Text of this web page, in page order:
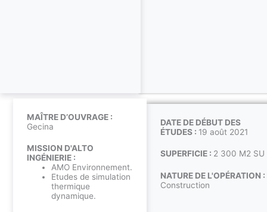
DATE DE DÉBUT DES
ÉTUDES : 19 août 2021
SUPERFICIE : 2 300 M2 SU
NATURE DE L'OPÉRATION :
Construction
MAÎTRE D’OUVRAGE :
Gecina
MISSION D'ALTO
INGÉNIERIE :
AMO Environnement.
Etudes de simulation
thermique
dynamique.